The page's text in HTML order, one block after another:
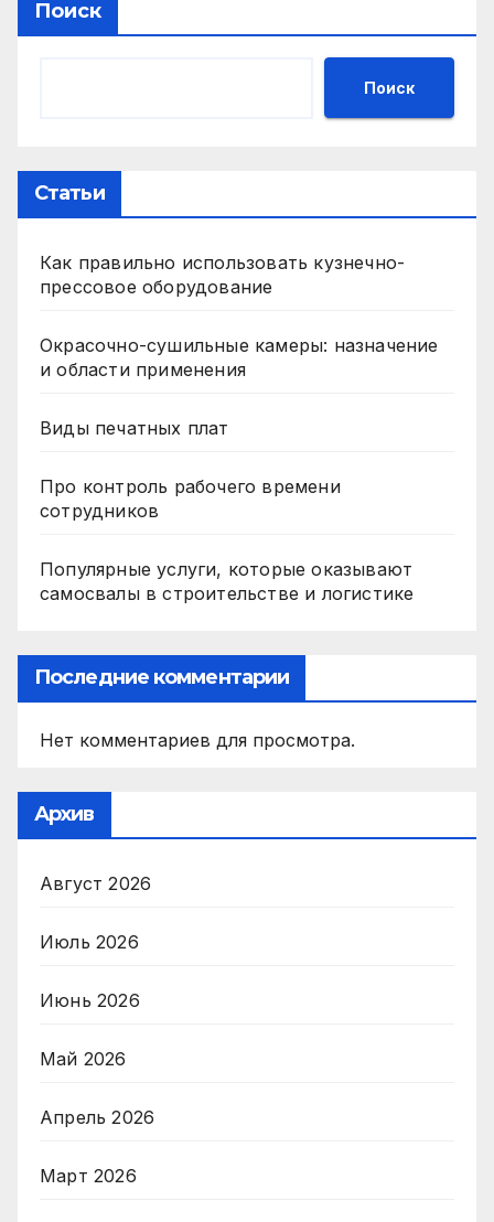
Поиск
Поиск
Статьи
Как правильно использовать кузнечно-
прессовое оборудование
Окрасочно-сушильные камеры: назначение
и области применения
Виды печатных плат
Про контроль рабочего времени
сотрудников
Популярные услуги, которые оказывают
самосвалы в строительстве и логистике
Последние комментарии
Нет комментариев для просмотра.
Архив
Август 2026
Июль 2026
Июнь 2026
Май 2026
Апрель 2026
Март 2026